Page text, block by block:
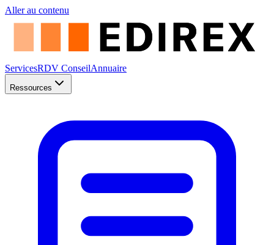
Aller au contenu
ServicesRDV ConseilAnnuaire
Ressources